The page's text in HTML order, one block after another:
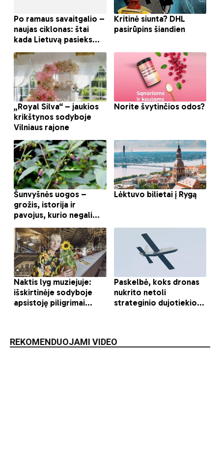
REKOMENDUOJAMI VIDEO